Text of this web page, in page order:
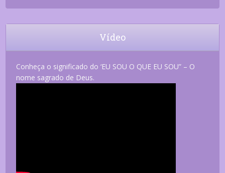
Vídeo
Conheça o significado do ‘EU SOU O QUE EU SOU” – O
nome sagrado de Deus.